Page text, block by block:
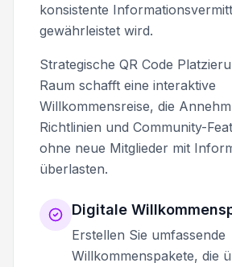
konsistente
gewährleistet wird.
Strategische QR Code
Raum schafft eine interaktive
Willkommensreise, die
Richtlinien und Community-
ohne neue Mitglieder mit
überlasten.
Digitale
Erstellen Sie umfassende
Willkommenspakete, die